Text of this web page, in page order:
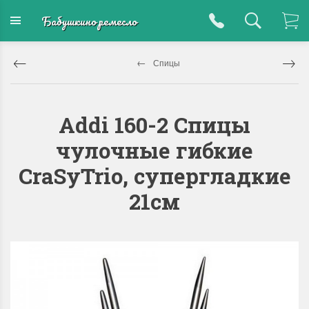
Бабушкино ремесло
Спицы
Addi 160-2 Спицы
чулочные гибкие
CraSyTrio, супергладкие
21см